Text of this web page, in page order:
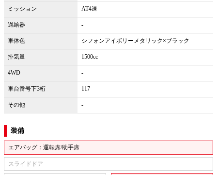
ミッション AT4速
過給器 -
車体色 シフォンアイボリーメタリック×ブラック
排気量 1500cc
4WD -
車台番号下3桁 117
その他 -
装備
エアバッグ：運転席/助手席
スライドドア